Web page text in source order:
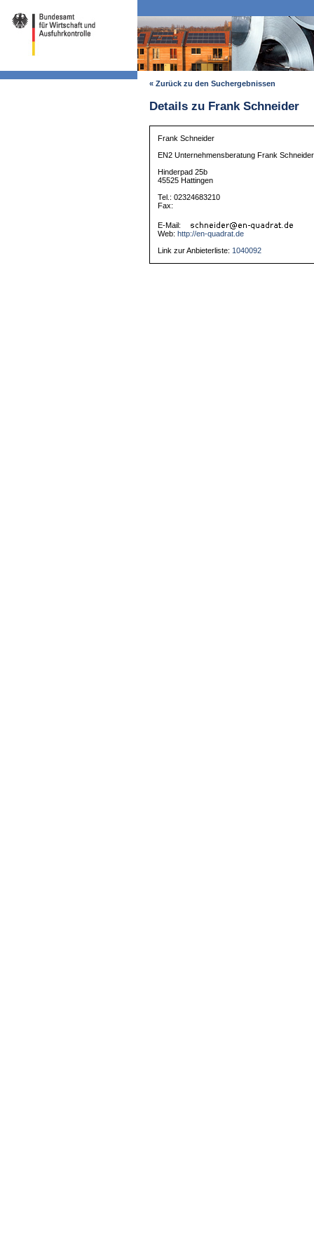
« Zurück zu den Suchergebnissen
Details zu Frank Schneider
Frank Schneider
EN2 Unternehmensberatung Frank Schneider
Hinderpad 25b
45525 Hattingen
Tel.: 02324683210
Fax:
E-Mail:
Web: http://en-quadrat.de
Link zur Anbieterliste:1040092